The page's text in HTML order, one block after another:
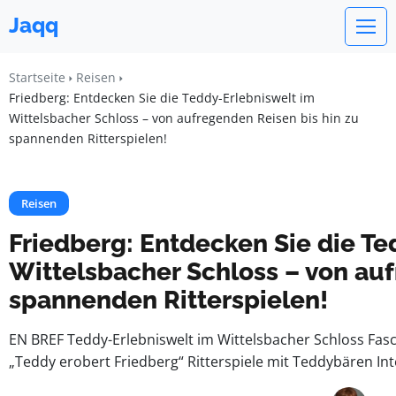
Jaqq
Startseite
Reisen
Friedberg: Entdecken Sie die Teddy-Erlebniswelt im
Wittelsbacher Schloss – von aufregenden Reisen bis hin zu
spannenden Ritterspielen!
Reisen
Friedberg: Entdecken Sie die
Wittelsbacher Schloss – von
spannenden Ritterspielen!
EN BREF Teddy-Erlebniswelt im Wittelsbacher Schloss
„Teddy erobert Friedberg“ Ritterspiele mit Teddybären